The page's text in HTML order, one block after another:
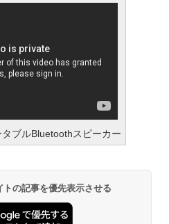
ブルBluetoothスピーカー
の記事を優先表示させる